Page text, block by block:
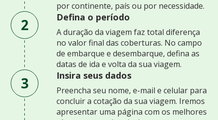
por continente, país ou por necessidade.
2 Defina o período
A duração da viagem faz total diferença
no valor final das coberturas. No campo
de embarque e desembarque, defina as
datas de ida e volta da sua viagem.
3 Insira seus dados
Preencha seu nome, e-mail e celular para
concluir a cotação da sua viagem. Iremos
apresentar uma página com os melhores